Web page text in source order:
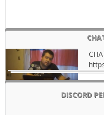
DISCORD